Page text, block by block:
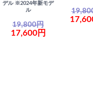
デル ※2024年新モデ
ル
19,800円
17,600円